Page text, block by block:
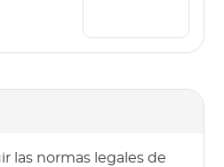
las normas legales de